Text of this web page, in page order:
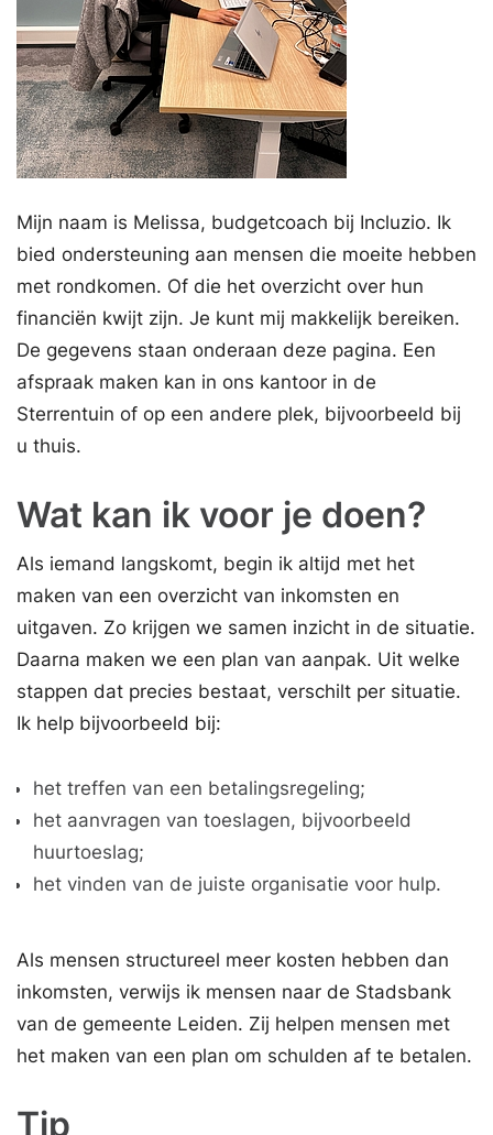
Mijn naam is Melissa, budgetcoach bij Incluzio. Ik
bied ondersteuning aan mensen die moeite hebben
met rondkomen. Of die het overzicht over hun
financiën kwijt zijn. Je kunt mij makkelijk bereiken.
De gegevens staan onderaan deze pagina. Een
afspraak maken kan in ons kantoor in de
Sterrentuin of op een andere plek, bijvoorbeeld bij
u thuis.
Wat kan ik voor je doen?
Als iemand langskomt, begin ik altijd met het
maken van een overzicht van inkomsten en
uitgaven. Zo krijgen we samen inzicht in de situatie.
Daarna maken we een plan van aanpak. Uit welke
stappen dat precies bestaat, verschilt per situatie.
Ik help bijvoorbeeld bij:
het treffen van een betalingsregeling;
het aanvragen van toeslagen, bijvoorbeeld
huurtoeslag;
het vinden van de juiste organisatie voor hulp.
Als mensen structureel meer kosten hebben dan
inkomsten, verwijs ik mensen naar de Stadsbank
van de gemeente Leiden. Zij helpen mensen met
het maken van een plan om schulden af te betalen.
Tip